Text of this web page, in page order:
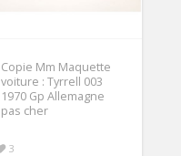
Copie Mm Maquette
voiture : Tyrrell 003
1970 Gp Allemagne
pas cher
3